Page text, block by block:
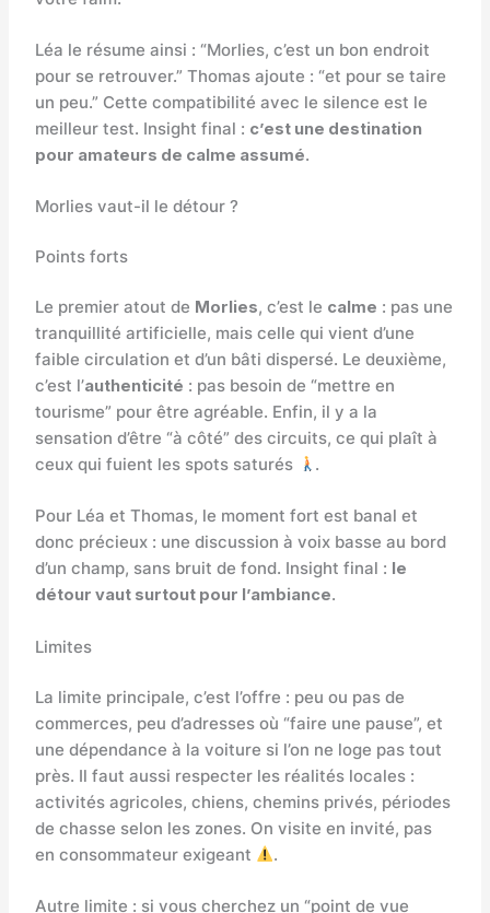
Léa le résume ainsi : “Morlies, c’est un bon endroit
pour se retrouver.” Thomas ajoute : “et pour se taire
un peu.” Cette compatibilité avec le silence est le
meilleur test. Insight final : c’est une destination
pour amateurs de calme assumé.
Morlies vaut-il le détour ?
Points forts
Le premier atout de Morlies, c’est le calme : pas une
tranquillité artificielle, mais celle qui vient d’une
faible circulation et d’un bâti dispersé. Le deuxième,
c’est l’authenticité : pas besoin de “mettre en
tourisme” pour être agréable. Enfin, il y a la
sensation d’être “à côté” des circuits, ce qui plaît à
ceux qui fuient les spots saturés
.
Pour Léa et Thomas, le moment fort est banal et
donc précieux : une discussion à voix basse au bord
d’un champ, sans bruit de fond. Insight final : le
détour vaut surtout pour l’ambiance.
Limites
La limite principale, c’est l’offre : peu ou pas de
commerces, peu d’adresses où “faire une pause”, et
une dépendance à la voiture si l’on ne loge pas tout
près. Il faut aussi respecter les réalités locales :
activités agricoles, chiens, chemins privés, périodes
de chasse selon les zones. On visite en invité, pas
en consommateur exigeant
.
Autre limite : si vous cherchez un “point de vue